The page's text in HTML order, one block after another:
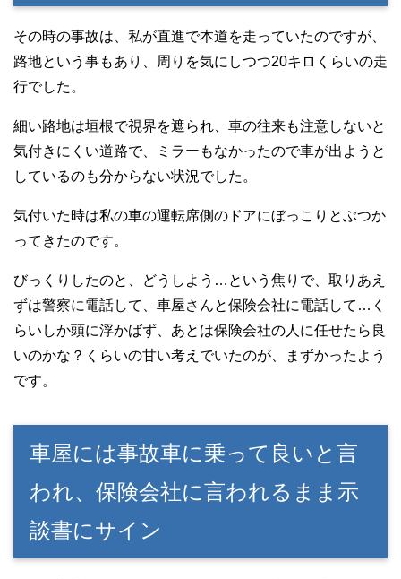
その時の事故は、私が直進で本道を走っていたのですが、
路地という事もあり、周りを気にしつつ20キロくらいの走
行でした。
細い路地は垣根で視界を遮られ、車の往来も注意しないと
気付きにくい道路で、ミラーもなかったので車が出ようと
しているのも分からない状況でした。
気付いた時は私の車の運転席側のドアにぼっこりとぶつか
ってきたのです。
びっくりしたのと、どうしよう…という焦りで、取りあえ
ずは警察に電話して、車屋さんと保険会社に電話して…く
らいしか頭に浮かばず、あとは保険会社の人に任せたら良
いのかな？くらいの甘い考えでいたのが、まずかったよう
です。
車屋には事故車に乗って良いと言
われ、保険会社に言われるまま示
談書にサイン